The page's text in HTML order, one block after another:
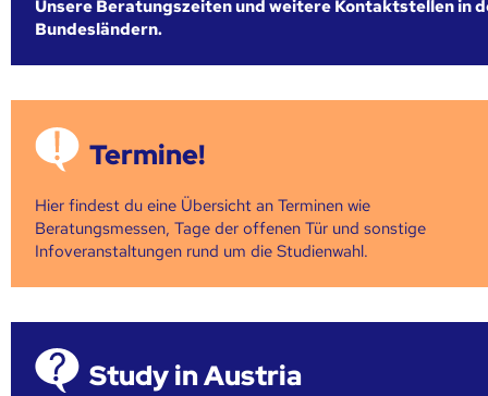
Unsere Beratungszeiten und weitere Kontaktstellen in
Bundesländern.
Termine!
Hier findest du eine Übersicht an Terminen wie
Beratungsmessen, Tage der offenen Tür und sonstige
Infoveranstaltungen rund um die Studienwahl.
Study in Austria